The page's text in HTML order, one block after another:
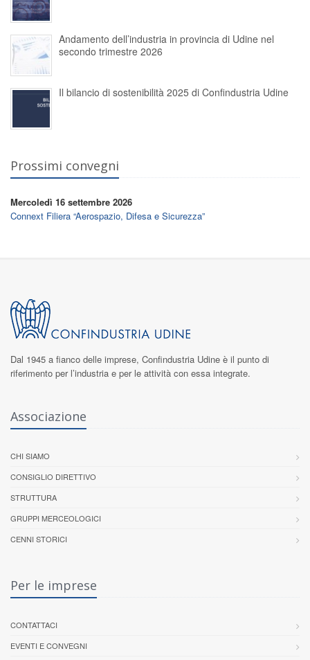
Andamento dell’industria in provincia di Udine nel
secondo trimestre 2026
Il bilancio di sostenibilità 2025 di Confindustria Udine
Prossimi convegni
Mercoledì 16 settembre 2026
Connext Filiera “Aerospazio, Difesa e Sicurezza”
Dal 1945 a fianco delle imprese, Confindustria Udine è il punto di
riferimento per l’industria e per le attività con essa integrate.
Associazione
CHI SIAMO
CONSIGLIO DIRETTIVO
STRUTTURA
GRUPPI MERCEOLOGICI
CENNI STORICI
Per le imprese
CONTATTACI
EVENTI E CONVEGNI